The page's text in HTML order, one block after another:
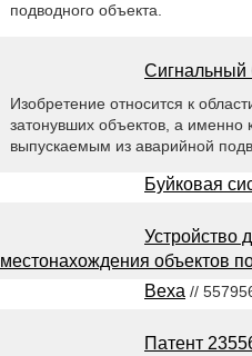
подводного объекта.
Сигнальный
Изобретение относится к
затонувших объектов, а именно
выпускаемым из аварийной
Буйковая
Устройство
местонахождения объектов
Веха //
Патент